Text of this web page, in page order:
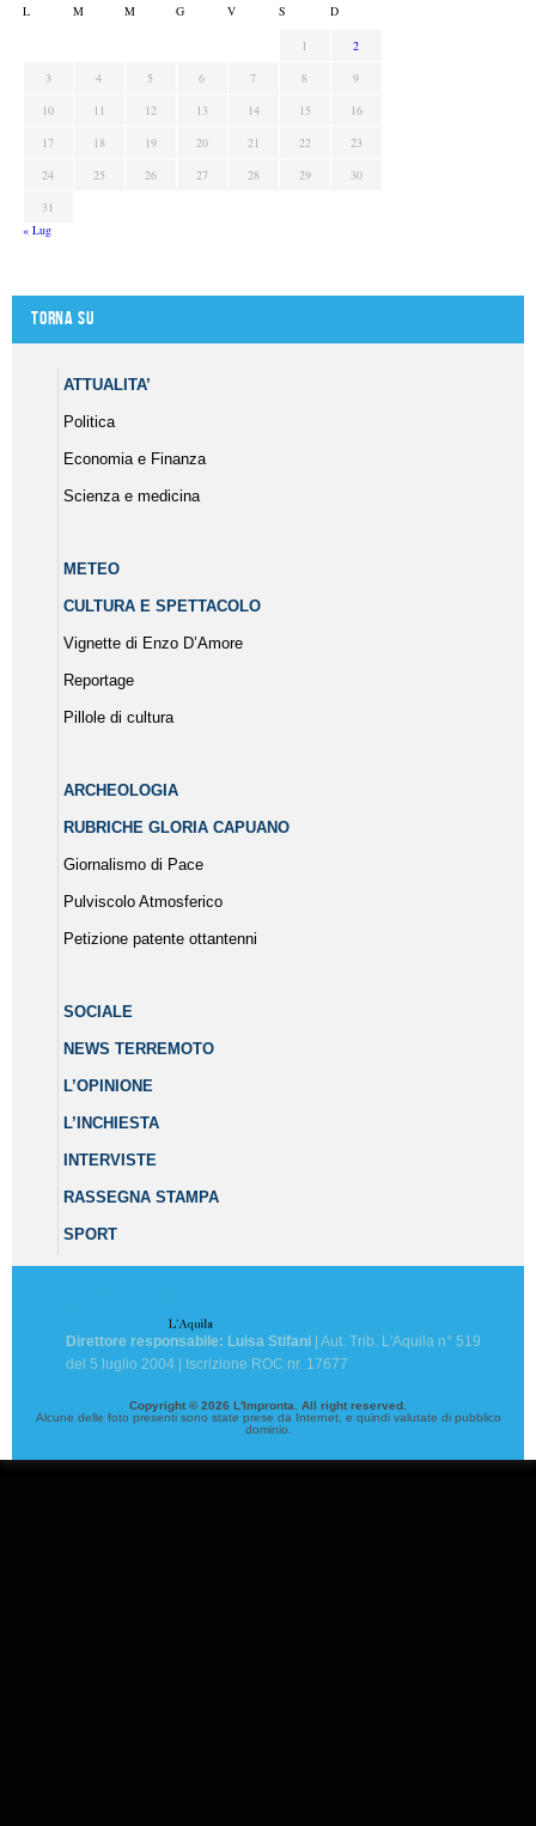
L M M G V S D
1
2
3
4 5 6 7 8
9
10
11 12 13 14 15
16
17
18 19 20 21 22
23
24
25 26 27 28 29
30
31
« Lug
Torna su
ATTUALITA’
Politica
Economia e Finanza
Scienza e medicina
METEO
CULTURA E SPETTACOLO
Vignette di Enzo D’Amore
Reportage
Pillole di cultura
ARCHEOLOGIA
RUBRICHE GLORIA CAPUANO
Giornalismo di Pace
Pulviscolo Atmosferico
Petizione patente ottantenni
SOCIALE
NEWS TERREMOTO
L’OPINIONE
L’INCHIESTA
INTERVISTE
RASSEGNA STAMPA
SPORT
Direttore responsabile: Luisa Stifani | Aut. Trib. L'Aquila n° 519
del 5 luglio 2004 | Iscrizione ROC nr. 17677
Copyright © 2026 L'Impronta. All right reserved.
Alcune delle foto presenti sono state prese da Internet, e quindi valutate di pubblico
dominio.